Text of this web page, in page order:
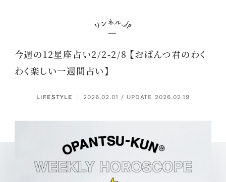
今週の12星座占い2/2-2/8 【おぱんつ君のわく
わく楽しい一週間占い】
LIFESTYLE ： 2026.02.01 / UPDATE 2026.02.19